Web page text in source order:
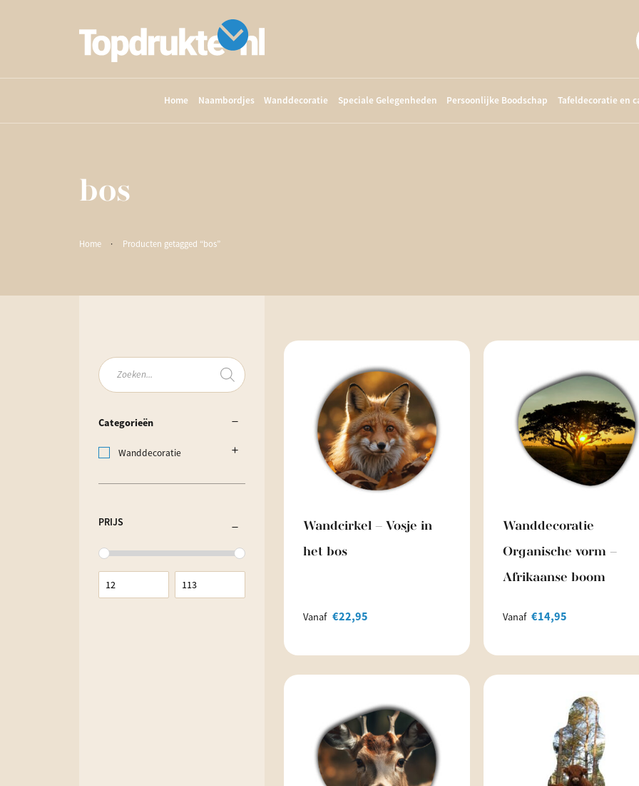
Home Naambordjes Wanddecoratie Speciale Gelegenheden Persoonlijke Boodschap Tafeldecoratie en
bos
Home · Producten getagged “bos”
Producten
zoeken
Categorieën
Wanddecoratie
PRIJS
Wandcirkel – Vosje in
het bos
Vanaf €22,95
Wanddecoratie
Organische vorm –
Afrikaanse boom
Vanaf €14,95